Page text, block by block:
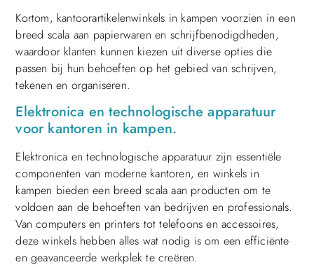
Kortom, kantoorartikelenwinkels in kampen voorzien in een
breed scala aan papierwaren en schrijfbenodigdheden,
waardoor klanten kunnen kiezen uit diverse opties die
passen bij hun behoeften op het gebied van schrijven,
tekenen en organiseren.
Elektronica en technologische apparatuur
voor kantoren in kampen.
Elektronica en technologische apparatuur zijn essentiële
componenten van moderne kantoren, en winkels in
kampen bieden een breed scala aan producten om te
voldoen aan de behoeften van bedrijven en professionals.
Van computers en printers tot telefoons en accessoires,
deze winkels hebben alles wat nodig is om een efficiënte
en geavanceerde werkplek te creëren.